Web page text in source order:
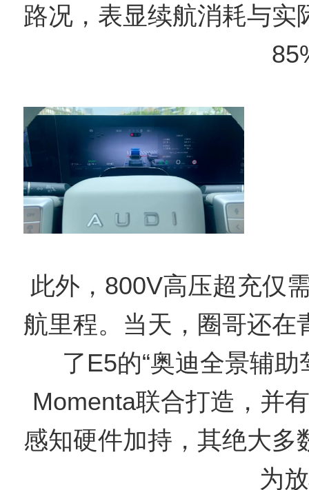
路况，表显续航消耗与
此外，800V高压超充仅
航里程。当天，圈哥还在
了E5的“奥迪全景辅
Momenta联合打造，并
感知硬件加持，其绝大多
为